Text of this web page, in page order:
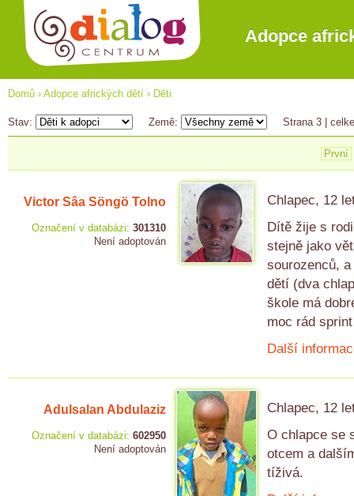
Adopce
Domů › Adopce afrických dětí › Děti
Stav: Země: Strana 3 |
První
Victor Sâa Söngö Tolno
Označení v databázi: 301310
Není adoptován
Chlapec, 12
Dítě žije s
stejně jako
sourozenců,
dětí (dva
škole má
moc rád
Další
Adulsalan Abdulaziz
Označení v databázi: 602950
Není adoptován
Chlapec, 12
O chlapce se
otcem a
tíživá.